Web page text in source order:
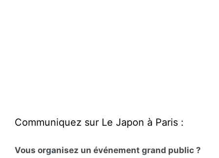
Communiquez sur Le Japon à Paris :
Vous organisez un événement grand public ?